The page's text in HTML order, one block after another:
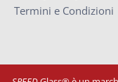
Termini e Condizioni